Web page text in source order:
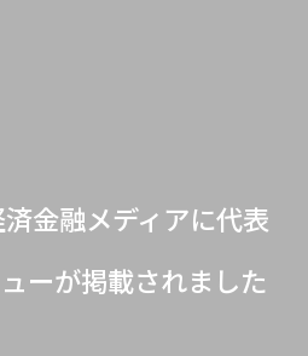
金融メディアに代表
ーが掲載されました